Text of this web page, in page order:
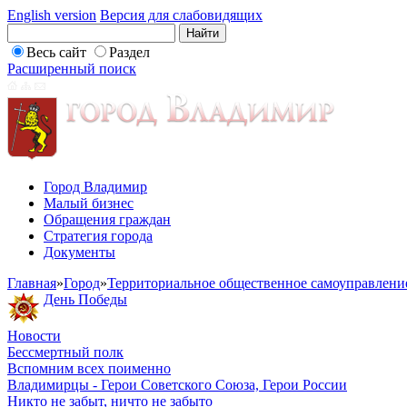
English version Версия для слабовидящих
Весь сайт
Раздел
Расширенный поиск
Город Владимир
Малый бизнес
Обращения граждан
Стратегия города
Документы
Главная»Город»Территориальное общественное
День Победы
Новости
Бессмертный полк
Вспомним всех поименно
Владимирцы - Герои Советского Союза, Герои России
Никто не забыт, ничто не забыто